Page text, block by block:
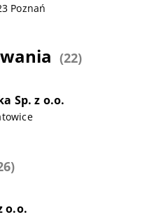
Poznań
(22)
Sp. z o.o.
o.o.